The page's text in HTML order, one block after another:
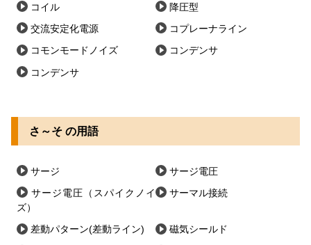
コイル 降圧型
交流安定化電源 コプレーナライン
コモンモードノイズ コンデンサ
コンデンサ
さ～そ の用語
サージ サージ電圧
サージ電圧（スパイクノイ
ズ）
サーマル接続
差動パターン(差動ライン) 磁気シールド